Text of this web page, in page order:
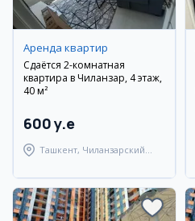
Аренда квартир
Сдаётся 2-комнатная
квартира в Чиланзар, 4 этаж,
40 м²
600 y.e
Ташкент, Чиланзарский